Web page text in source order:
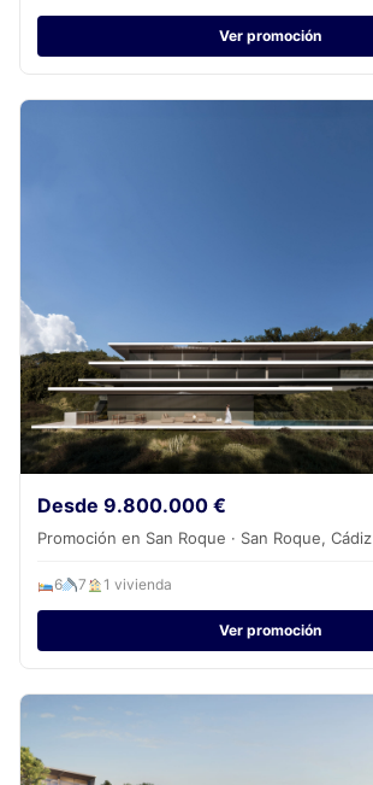
Ver promoción
Desde 9.800.000 €
Promoción en San Roque · San Roque, Cádiz
6 7 1 vivienda
Ver promoción